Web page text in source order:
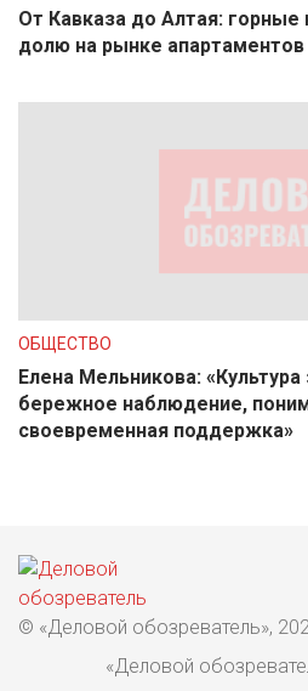
От Кавказа до Алтая:
долю на рынке апартаментов
ОБЩЕСТВО
Елена Мельникова:
бережное наблюдение,
своевременная поддержка»
© «Деловой обозреватель»,
«Деловой